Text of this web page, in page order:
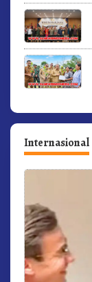
Internasional